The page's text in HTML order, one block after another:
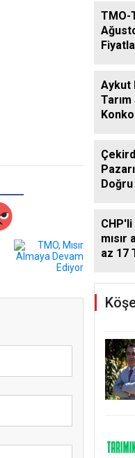
TMO-
Aykut
mısır
az 17